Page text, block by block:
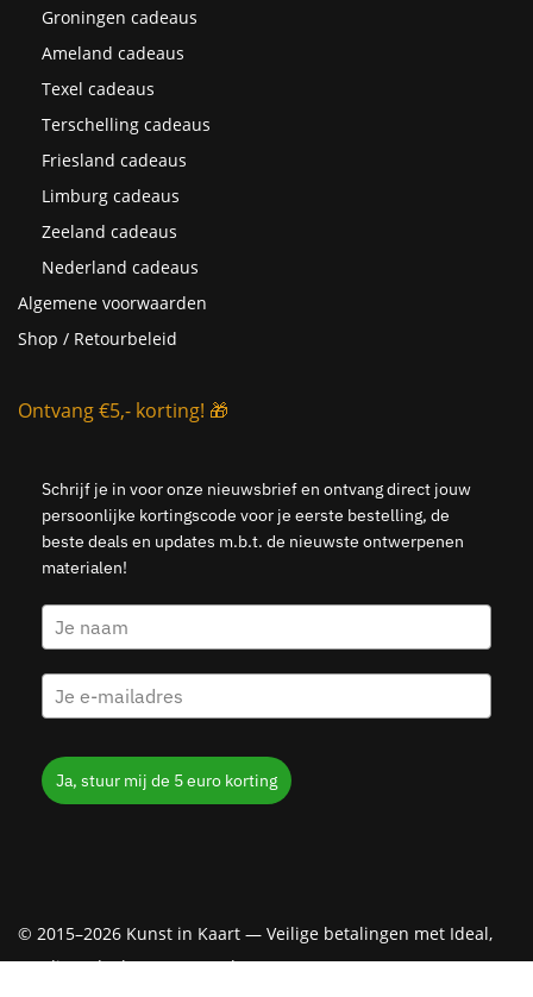
Groningen cadeaus
Ameland cadeaus
Texel cadeaus
Terschelling cadeaus
Friesland cadeaus
Limburg cadeaus
Zeeland cadeaus
Nederland cadeaus
Algemene voorwaarden
Shop / Retourbeleid
Ontvang €5,- korting! 🎁
Schrijf je in voor onze nieuwsbrief en ontvang direct jouw
persoonlijke kortingscode voor je eerste bestelling, de
beste deals en updates m.b.t. de nieuwste ontwerpenen
materialen!
Ja, stuur mij de 5 euro korting
© 2015–2026 Kunst in Kaart — Veilige betalingen met Ideal,
Creditcard, Klarna & PayPal